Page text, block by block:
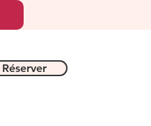
Réserver